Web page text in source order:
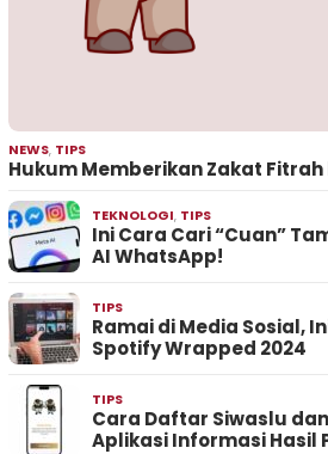
NEWS, TIPS
Hukum Memberikan Zakat Fitrah
TEKNOLOGI, TIPS
Ini Cara Cari “Cuan”
AI WhatsApp!
TIPS
Ramai di Media Sosial,
Spotify Wrapped 2024
TIPS
Cara Daftar Siwaslu
Aplikasi Informasi Hasil